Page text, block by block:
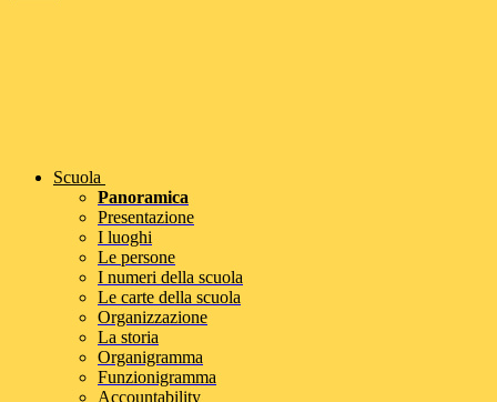
Scuola
Panoramica
Presentazione
I luoghi
Le persone
I numeri della scuola
Le carte della scuola
Organizzazione
La storia
Organigramma
Funzionigramma
Accountability